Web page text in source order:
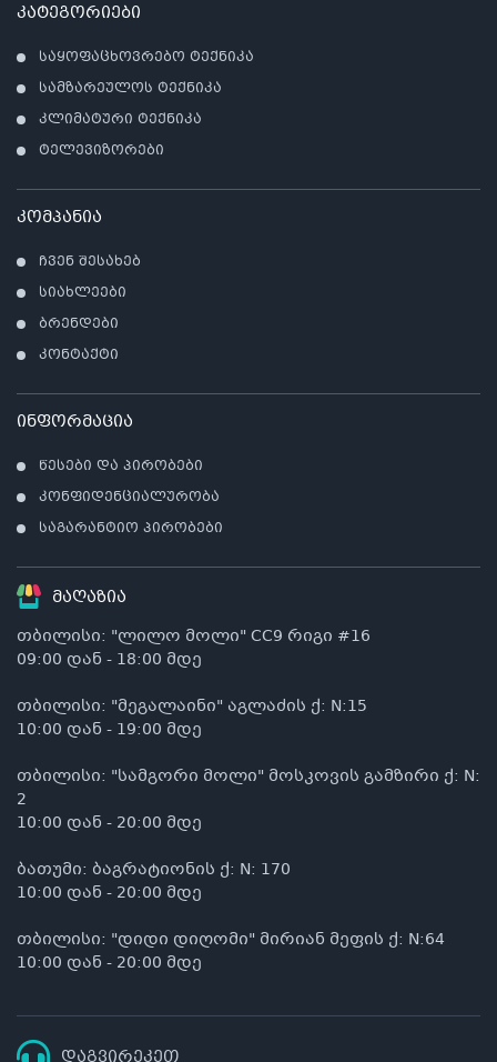
კატეგორიები
საყოფაცხოვრებო ტექნიკა
სამზარეულოს ტექნიკა
კლიმატური ტექნიკა
ტელევიზორები
კომპანია
ჩვენ შესახებ
სიახლეები
ბრენდები
კონტაქტი
ინფორმაცია
წესები და პირობები
კონფიდენციალურობა
საგარანტიო პირობები
მაღაზია
თბილისი: "ლილო მოლი" CC9 რიგი #16
09:00 დან - 18:00 მდე
თბილისი: "მეგალაინი" აგლაძის ქ: N:15
10:00 დან - 19:00 მდე
თბილისი: "სამგორი მოლი" მოსკოვის გამზირი ქ: N:
2
10:00 დან - 20:00 მდე
ბათუმი: ბაგრატიონის ქ: N: 170
10:00 დან - 20:00 მდე
თბილისი: "დიდი დიღომი" მირიან მეფის ქ: N:64
10:00 დან - 20:00 მდე